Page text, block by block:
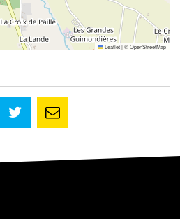
Leaflet|©OpenStreetMap